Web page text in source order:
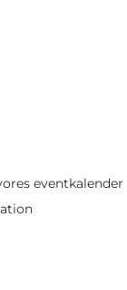
eventkalender